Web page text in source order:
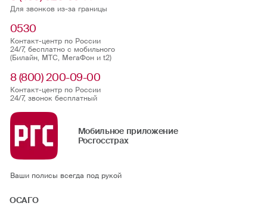
Для звонков из-за границы
0530
Контакт-центр по России
24/7, бесплатно с мобильного
(Билайн, МТС, МегаФон и t2)
8 (800) 200-09-00
Контакт-центр по России
24/7, звонок бесплатный
Мобильное приложение
Росгосстрах
Ваши полисы всегда под рукой
ОСАГО